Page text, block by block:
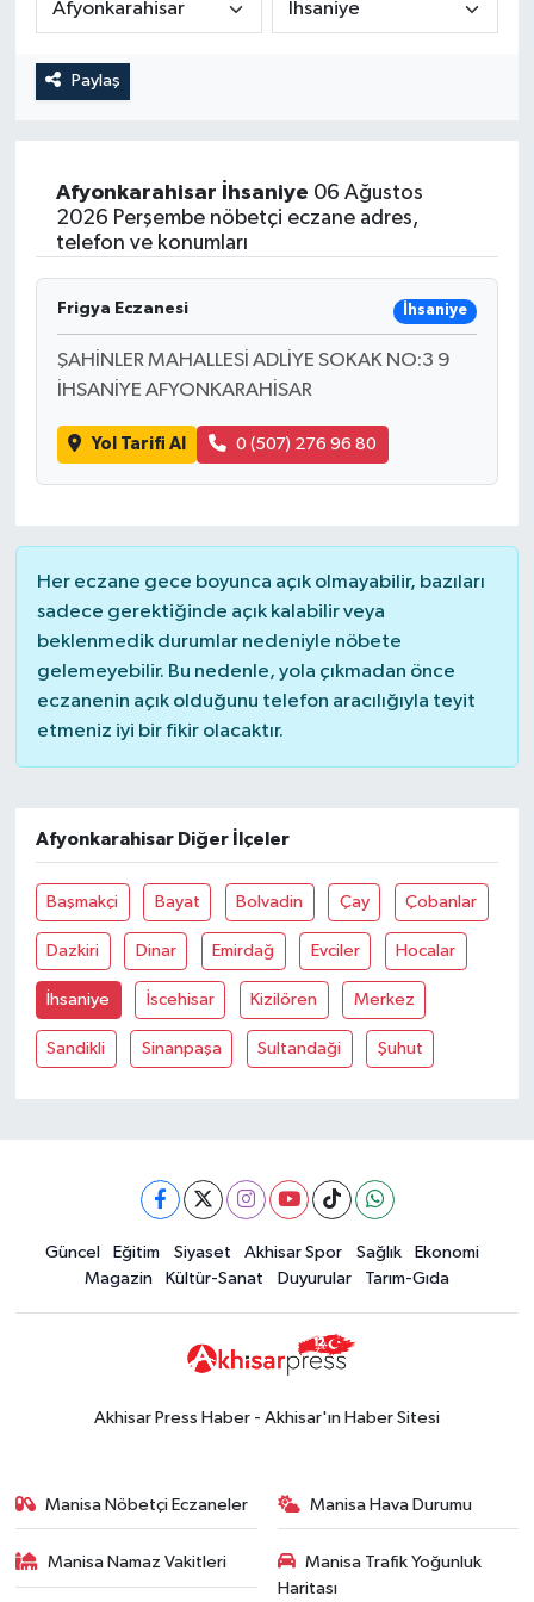
Paylaş
Afyonkarahisar İhsaniye 06 Ağustos
2026 Perşembe nöbetçi eczane adres,
telefon ve konumları
Frigya Eczanesi İhsaniye
ŞAHİNLER MAHALLESİ ADLİYE SOKAK NO:3 9
İHSANİYE AFYONKARAHİSAR
Yol Tarifi Al 0 (507) 276 96 80
Her eczane gece boyunca açık olmayabilir, bazıları
sadece gerektiğinde açık kalabilir veya
beklenmedik durumlar nedeniyle nöbete
gelemeyebilir. Bu nedenle, yola çıkmadan önce
eczanenin açık olduğunu telefon aracılığıyla teyit
etmeniz iyi bir fikir olacaktır.
Afyonkarahisar Diğer İlçeler
Başmakçi Bayat Bolvadin Çay Çobanlar
Dazkiri Dinar Emirdağ Evciler Hocalar
İhsaniye İscehisar Kizilören Merkez
Sandikli Sinanpaşa Sultandaği Şuhut
Güncel Eğitim Siyaset Akhisar Spor Sağlık
Ekonomi
Magazin
Kültür-Sanat Duyurular Tarım-Gıda
Akhisar Press Haber - Akhisar'ın Haber Sitesi
Manisa Nöbetçi Eczaneler Manisa Hava Durumu
Manisa Namaz Vakitleri
Manisa Trafik Yoğunluk
Haritası
Duyurular
Teknoloji
Akhisar Emlak
Ülke
Etiketler
Tarım-Gıda
Röportaj
Dünya
Yaşam
Teknoloji
Akhisar Emlak
Ülke
Etiketler